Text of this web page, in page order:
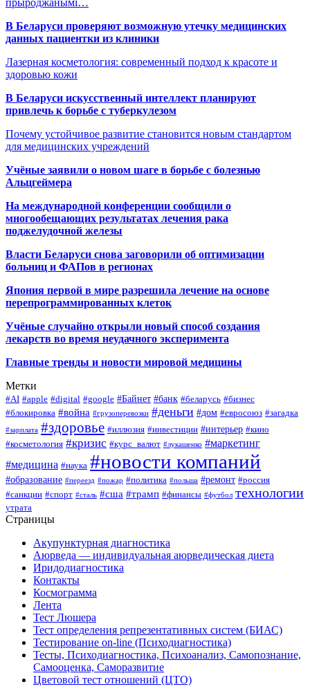
В Беларуси проверяют возможную утечку медицинских
данных пациентки из клиники
Лазерная косметология: современный подход к красоте и
здоровью кожи
В Беларуси искусственный интеллект планируют
привлечь к борьбе с туберкулезом
Почему устойчивое развитие становится новым стандартом
для медицинских учреждений
Учёные заявили о новом шаге в борьбе с болезнью
Альцгеймера
На международной конференции сообщили о
многообещающих результатах лечения рака
поджелудочной железы
Власти Беларуси снова заговорили об оптимизации
больниц и ФАПов в регионах
Япония первой в мире разрешила лечение на основе
перепрограммированных клеток
Учёные случайно открыли новый способ создания
лекарств во время неудачного эксперимента
Главные тренды и новости мировой медицины
Метки
#AI #apple #digital #google #Байнет #банк #беларусь #бизнес
#блокировка #война #грузоперевозки #деньги #дом #евросоюз #загадка
#зарплата #здоровье #иллюзия #инвестиции #интерьер #кино
#косметология #кризис #курс_валют #лукашенко #маркетинг
#медицина #наука #новости компаний
#образование #переезд #пожар #политика #польша #ремонт #россия
#санкции #спорт #сталь #сша #трамп #финансы #футбол технологии
утрата
Страницы
Акупунктурная диагностика
Аюрведа — индивидуальная аюрведическая диета
Иридодиагностика
Контакты
Космограмма
Лента
Тест Люшера
Тест определения репрезентативных систем (БИАС)
Тестирование on-line (Психодиагностика)
Тесты, Психодиагностика, Психоанализ, Самопознание,
Самооценка, Саморазвитие
Цветовой тест отношений (ЦТО)